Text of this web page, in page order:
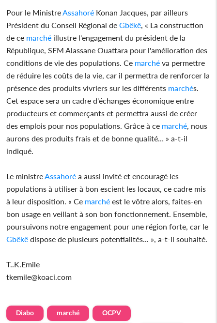
Pour le MinistreAssahoré Konan Jacques, par ailleurs
Président du Conseil Régional de Gbêkê, « La construction
de ce marché illustre l'engagement du président de la
République, SEM Alassane Ouattara pour l'amélioration des
conditions de vie des populations. Ce marché va permettre
de réduire les coûts de la vie, car il permettra de renforcer la
présence des produits vivriers sur les différents marchés.
Cet espace sera un cadre d'échanges économique entre
producteurs et commerçants et permettra aussi de créer
des emplois pour nos populations. Grâce à ce marché, nous
aurons des produits frais et de bonne qualité… » a-t-il
indiqué.
Le ministreAssahoré a aussi invité et encouragé les
populations à utiliser à bon escient les locaux, ce cadre mis
à leur disposition. « Ce marché est le vôtre alors, faites-en
bon usage en veillant à son bon fonctionnement. Ensemble,
poursuivons notre engagement pour une région forte, car le
Gbêkê dispose de plusieurs potentialités... », a-t-il souhaité.
T..K.Emile
tkemile@koaci.com
Diabo marché OCPV